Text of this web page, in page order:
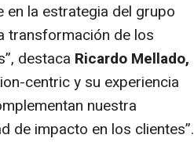
en la estrategia del grupo
transformación de los
”, destaca Ricardo Mellado,
centric y su experiencia
nuestra
de impacto en los clientes”.